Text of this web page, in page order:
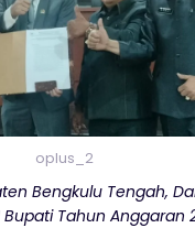
oplus_2
Bengkulu Tengah,
Tahun Anggaran